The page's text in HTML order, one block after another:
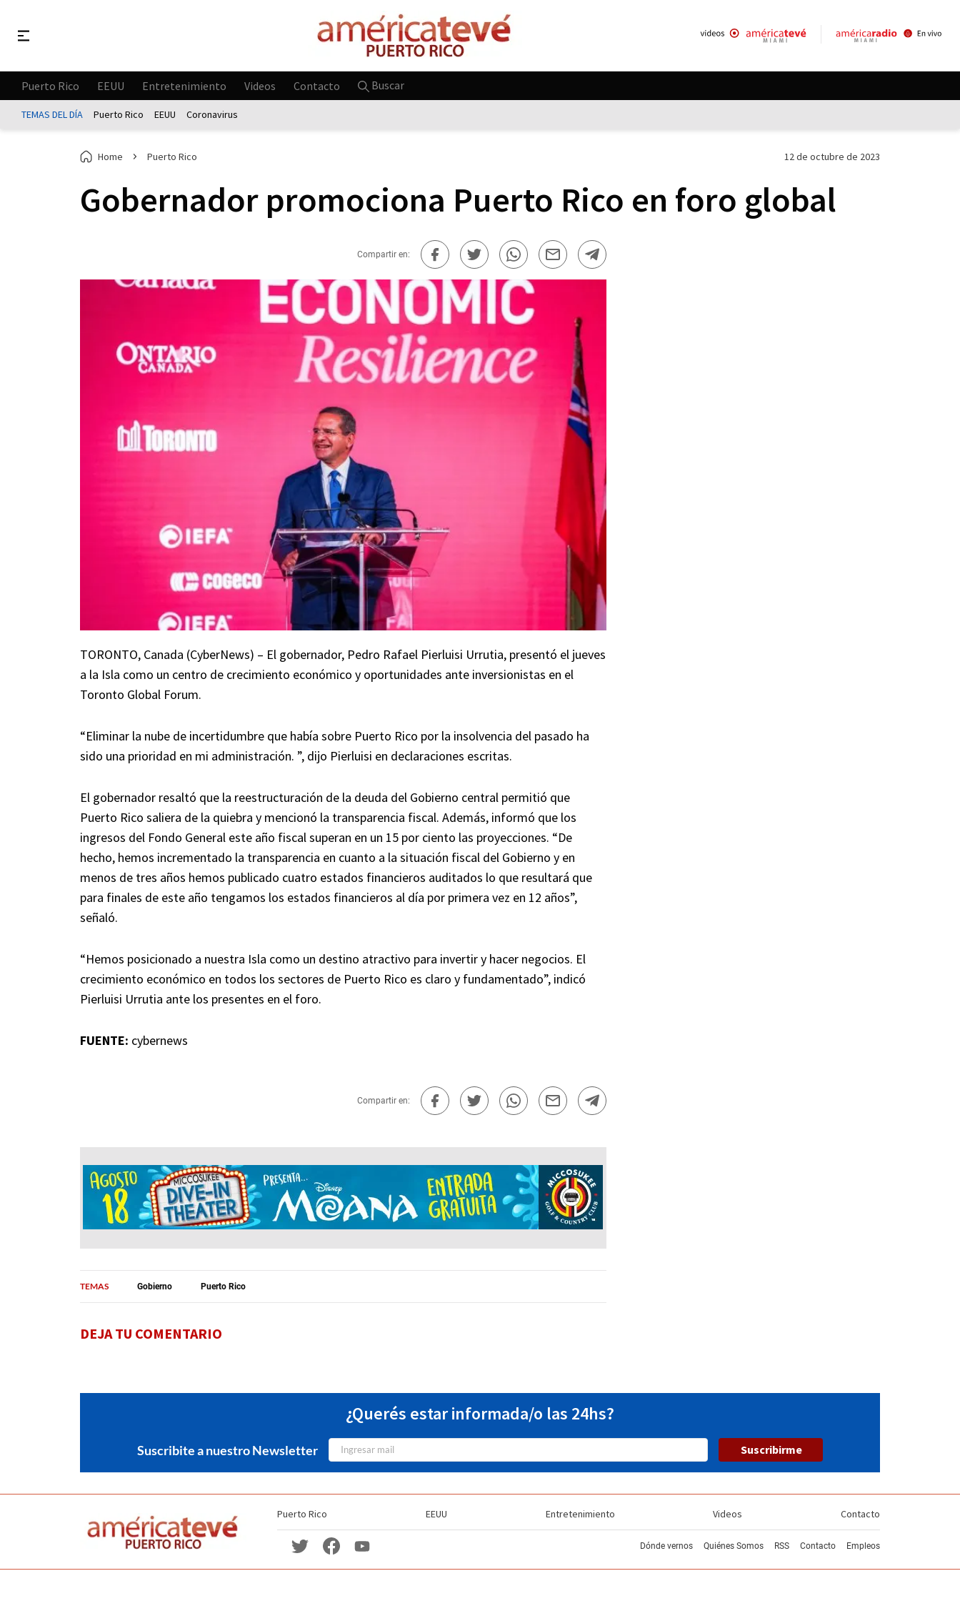
Puerto Rico EEUU Entretenimiento Videos Contacto Buscar
TEMAS DEL DÍA Puerto Rico EEUU Coronavirus
Home Puerto Rico 12 de octubre de 2023
Gobernador promociona Puerto Rico en foro global
Compartir en:
TORONTO, Canada (CyberNews) – El gobernador, Pedro Rafael Pierluisi Urrutia, presentó el jueves
a la Isla como un centro de crecimiento económico y oportunidades ante inversionistas en el
Toronto Global Forum.
“Eliminar la nube de incertidumbre que había sobre Puerto Rico por la insolvencia del pasado ha
sido una prioridad en mi administración. ”, dijo Pierluisi en declaraciones escritas.
El gobernador resaltó que la reestructuración de la deuda del Gobierno central permitió que
Puerto Rico saliera de la quiebra y mencionó la transparencia fiscal. Además, informó que los
ingresos del Fondo General este año fiscal superan en un 15 por ciento las proyecciones. “De
hecho, hemos incrementado la transparencia en cuanto a la situación fiscal del Gobierno y en
menos de tres años hemos publicado cuatro estados financieros auditados lo que resultará que
para finales de este año tengamos los estados financieros al día por primera vez en 12 años”,
señaló.
“Hemos posicionado a nuestra Isla como un destino atractivo para invertir y hacer negocios. El
crecimiento económico en todos los sectores de Puerto Rico es claro y fundamentado”, indicó
Pierluisi Urrutia ante los presentes en el foro.
FUENTE: cybernews
Compartir en:
TEMAS Gobierno Puerto Rico
DEJA TU COMENTARIO
¿Querés estar informada/o las 24hs?
Suscribite a nuestro Newsletter Suscribirme
Puerto Rico EEUU Entretenimiento Videos Contacto
Dónde vernos Quiénes Somos RSS Contacto Empleos